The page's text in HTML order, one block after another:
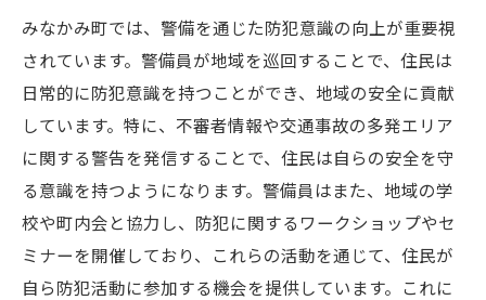
みなかみ町では、警備を通じた防犯意識の向上が重要視
されています。警備員が地域を巡回することで、住民は
日常的に防犯意識を持つことができ、地域の安全に貢献
しています。特に、不審者情報や交通事故の多発エリア
に関する警告を発信することで、住民は自らの安全を守
る意識を持つようになります。警備員はまた、地域の学
校や町内会と協力し、防犯に関するワークショップやセ
ミナーを開催しており、これらの活動を通じて、住民が
自ら防犯活動に参加する機会を提供しています。これに